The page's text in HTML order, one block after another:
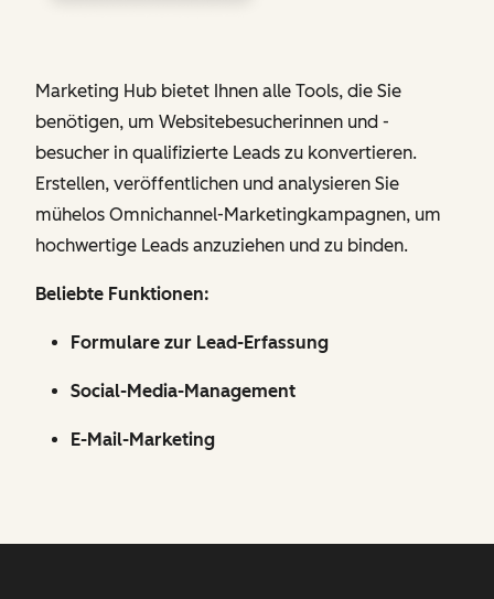
Marketing Hub bietet Ihnen alle Tools, die Sie
benötigen, um Websitebesucherinnen und -
besucher in qualifizierte Leads zu konvertieren.
Erstellen, veröffentlichen und analysieren Sie
mühelos Omnichannel-Marketingkampagnen, um
hochwertige Leads anzuziehen und zu binden.
Beliebte Funktionen:
Formulare zur Lead-Erfassung
Social-Media-Management
E-Mail-Marketing